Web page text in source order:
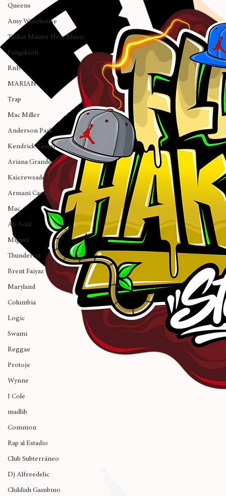
NewYork
Queens
Amy Winehouse
Ticket Master New Music
Pangikurü
RnB
MARIAN
Trap
Mac Miller
Anderson Paak
Kendrick Lamar
Ariana Grande
Kaicrewsade
Armani Caesar
Mac
Ab-Soul
Miguel
Thundercat
Brent Faiyaz
Maryland
Columbia
Logic
Swami
Reggae
Protoje
Wynne
J Cole
madlib
Common
Rap al Estadio
Club Subterráneo
Dj Alfreedelic